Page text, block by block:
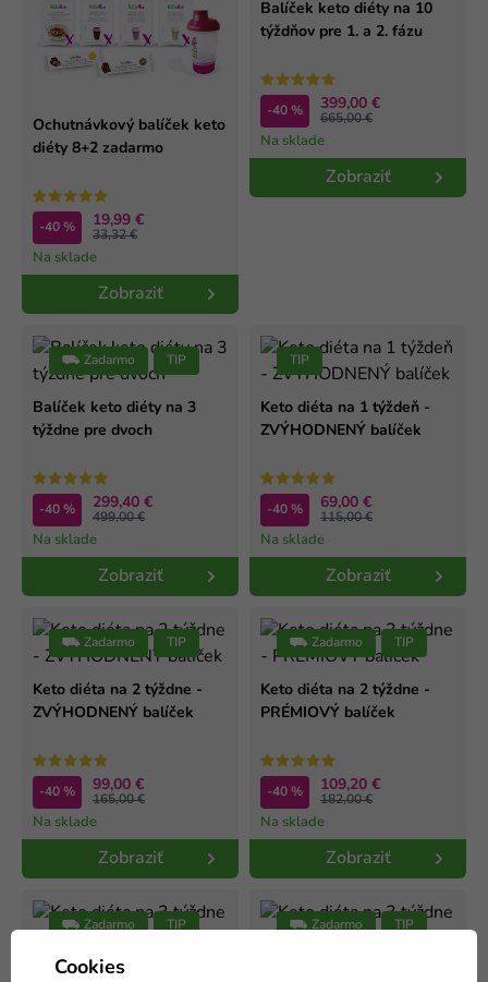
Zobraziť
Ochutnávkový balíček keto
diéty 8+2 zadarmo
-40 % 19,99 €
33,32 €
Na sklade
Zobraziť
Balíček keto diéty na 10
týždňov pre 1. a 2. fázu
-40 % 399,00 €
665,00 €
Na sklade
Zobraziť
⛟ Zadarmo TIP
Balíček keto diéty na 3
týždne pre dvoch
-40 % 299,40 €
499,00 €
Na sklade
Zobraziť
TIP
Keto diéta na 1 týždeň -
ZVÝHODNENÝ balíček
-40 % 69,00 €
115,00 €
Na sklade
Zobraziť
⛟ Zadarmo TIP
Keto diéta na 2 týždne -
ZVÝHODNENÝ balíček
-40 % 99,00 €
165,00 €
Na sklade
Zobraziť
⛟ Zadarmo TIP
Keto diéta na 2 týždne -
PRÉMIOVÝ balíček
-40 % 109,20 €
182,00 €
Na sklade
⛟ Zadarmo TIP
Keto diéta na 3 týždne -
⛟ Zadarmo TIP
Cookies